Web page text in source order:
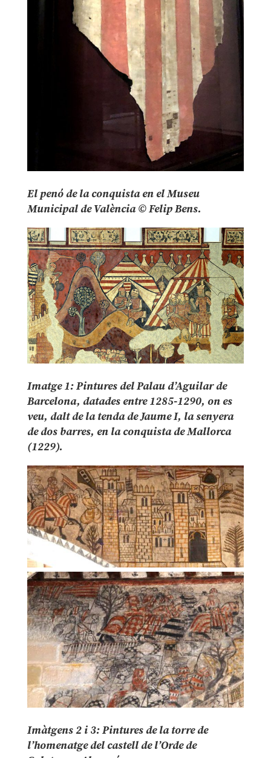
El penó de la conquista en el Museu
Municipal de València © Felip Bens.
Imatge 1: Pintures del Palau d’Aguilar de
Barcelona, datades entre 1285-1290, on es
veu, dalt de la tenda de Jaume I, la senyera
de dos barres, en la conquista de Mallorca
(1229).
Imàtgens 2 i 3: Pintures de la torre de
l’homenatge del castell de l’Orde de